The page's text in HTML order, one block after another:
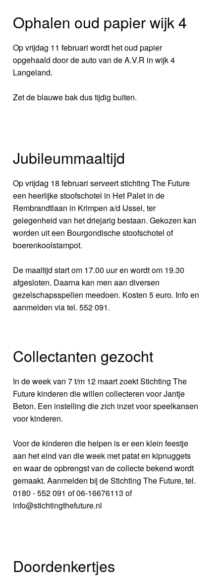
Ophalen oud papier wijk 4
Op vrijdag 11 februari wordt het oud papier
opgehaald door de auto van de A.V.R in wijk 4
Langeland.
Zet de blauwe bak dus tijdig buiten.
Jubileummaaltijd
Op vrijdag 18 februari serveert stichting The Future
een heerlijke stoofschotel in Het Palet in de
Rembrandtlaan in Krimpen a/d IJssel, ter
gelegenheid van het driejarig bestaan. Gekozen kan
worden uit een Bourgondische stoofschotel of
boerenkoolstampot.
De maaltijd start om 17.00 uur en wordt om 19.30
afgesloten. Daarna kan men aan diversen
gezelschapsspellen meedoen. Kosten 5 euro. Info en
aanmelden via tel. 552 091.
Collectanten gezocht
In de week van 7 t/m 12 maart zoekt Stichting The
Future kinderen die willen collecteren voor Jantje
Beton. Een instelling die zich inzet voor speelkansen
voor kinderen.
Voor de kinderen die helpen is er een klein feestje
aan het eind van die week met patat en kipnuggets
en waar de opbrengst van de collecte bekend wordt
gemaakt. Aanmelden bij de Stichting The Future, tel.
0180 - 552 091 of 06-16676113 of
info@stichtingthefuture.nl
Doordenkertjes